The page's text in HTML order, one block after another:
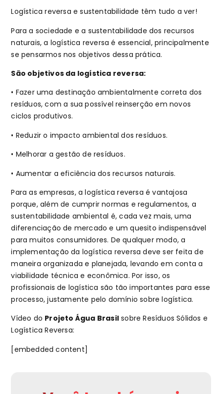
Logística reversa e sustentabilidade têm tudo a ver!
Para a sociedade e a sustentabilidade dos recursos
naturais, a logística reversa é essencial, principalmente
se pensarmos nos objetivos dessa prática.
São objetivos da logística reversa:
• Fazer uma destinação ambientalmente correta dos
resíduos, com a sua possível reinserção em novos
ciclos produtivos.
• Reduzir o impacto ambiental dos resíduos.
• Melhorar a gestão de resíduos.
• Aumentar a eficiência dos recursos naturais.
Para as empresas, a logística reversa é vantajosa
porque, além de cumprir normas e regulamentos, a
sustentabilidade ambiental é, cada vez mais, uma
diferenciação de mercado e um quesito indispensável
para muitos consumidores. De qualquer modo, a
implementação da logística reversa deve ser feita de
maneira organizada e planejada, levando em conta a
viabilidade técnica e econômica. Por isso, os
profissionais de logística são tão importantes para esse
processo, justamente pelo domínio sobre logística.
Vídeo do Projeto Água Brasil sobre Resíduos Sólidos e
Logística Reversa:
[embedded content]